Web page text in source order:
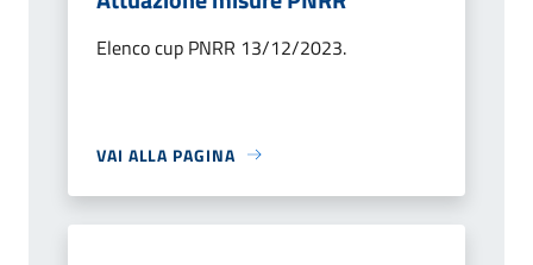
Elenco cup PNRR 13/12/2023.
VAI ALLA PAGINA